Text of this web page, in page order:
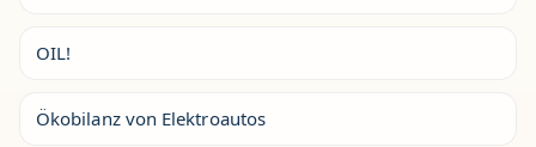
OIL!
Ökobilanz von Elektroautos